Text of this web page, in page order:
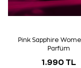
Pink Sapphire
Parfüm
1.990 TL